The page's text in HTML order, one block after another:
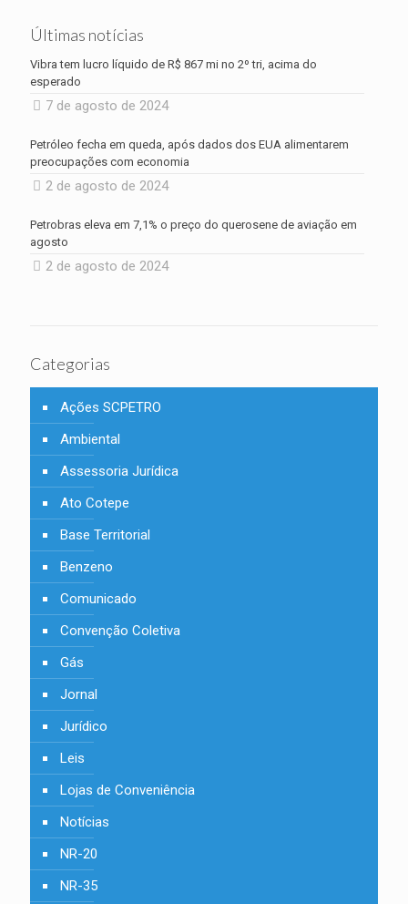
Últimas notícias
Vibra tem lucro líquido de R$ 867 mi no 2º tri, acima do
esperado
7 de agosto de 2024
Petróleo fecha em queda, após dados dos EUA alimentarem
preocupações com economia
2 de agosto de 2024
Petrobras eleva em 7,1% o preço do querosene de aviação em
agosto
2 de agosto de 2024
Categorias
Ações SCPETRO
Ambiental
Assessoria Jurídica
Ato Cotepe
Base Territorial
Benzeno
Comunicado
Convenção Coletiva
Gás
Jornal
Jurídico
Leis
Lojas de Conveniência
Notícias
NR-20
NR-35